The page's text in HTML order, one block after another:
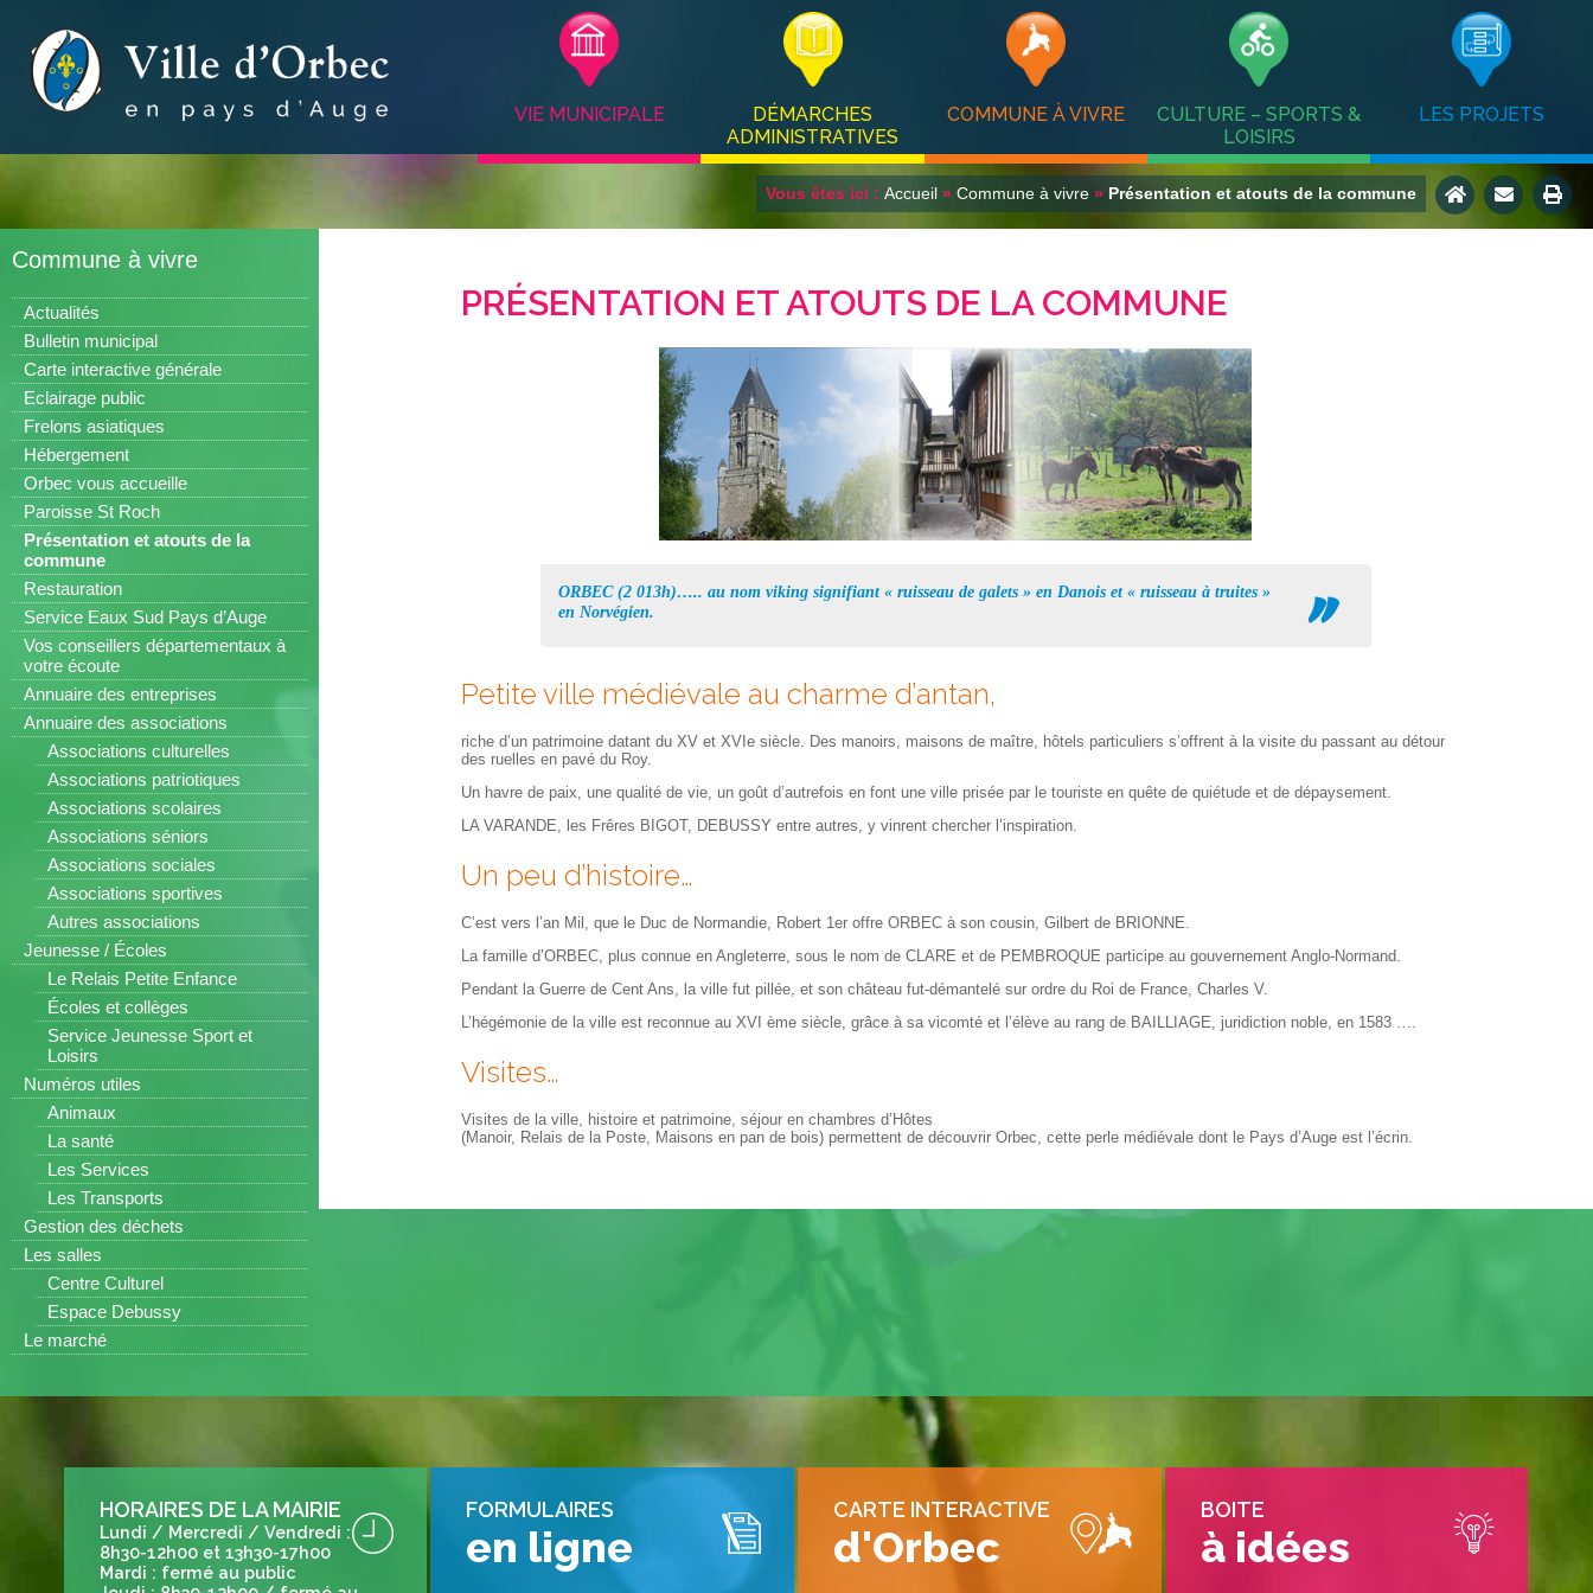
VIE MUNICIPALE
DÉMARCHES
ADMINISTRATIVES
COMMUNE À VIVRE
CULTURE – SPORTS &
LOISIRS
LES PROJETS
Vous êtes ici : Accueil » Commune à vivre » Présentation et atouts de la commune
Commune à vivre
Actualités
Bulletin municipal
Carte interactive générale
Eclairage public
Frelons asiatiques
Hébergement
Orbec vous accueille
Paroisse St Roch
Présentation et atouts de la
commune
Restauration
Service Eaux Sud Pays d’Auge
Vos conseillers départementaux à
votre écoute
Annuaire des entreprises
Annuaire des associations
Associations culturelles
Associations patriotiques
Associations scolaires
Associations séniors
Associations sociales
Associations sportives
Autres associations
Jeunesse / Écoles
Le Relais Petite Enfance
Écoles et collèges
Service Jeunesse Sport et
Loisirs
Numéros utiles
Animaux
La santé
Les Services
Les Transports
Gestion des déchets
Les salles
Centre Culturel
Espace Debussy
Le marché
PRÉSENTATION ET ATOUTS DE LA COMMUNE
ORBEC (2 013h)….. au nom viking signifiant « ruisseau de galets » en Danois et « ruisseau à truites »
en Norvégien.
Petite ville médiévale au charme d’antan,
riche d’un patrimoine datant du XV et XVIe siècle. Des manoirs, maisons de maître, hôtels particuliers s’offrent à la visite du passant au détour
des ruelles en pavé du Roy.
Un havre de paix, une qualité de vie, un goût d’autrefois en font une ville prisée par le touriste en quête de quiétude et de dépaysement.
LA VARANDE, les Frêres BIGOT, DEBUSSY entre autres, y vinrent chercher l’inspiration.
Un peu d’histoire…
C’est vers l’an Mil, que le Duc de Normandie, Robert 1er offre ORBEC à son cousin, Gilbert de BRIONNE.
La famille d’ORBEC, plus connue en Angleterre, sous le nom de CLARE et de PEMBROQUE participe au gouvernement Anglo-Normand.
Pendant la Guerre de Cent Ans, la ville fut pillée, et son château fut-démantelé sur ordre du Roi de France, Charles V.
L’hégémonie de la ville est reconnue au XVI ème siècle, grâce à sa vicomté et l’élève au rang de BAILLIAGE, juridiction noble, en 1583 ….
Visites…
Visites de la ville, histoire et patrimoine, séjour en chambres d’Hôtes
(Manoir, Relais de la Poste, Maisons en pan de bois) permettent de découvrir Orbec, cette perle médiévale dont le Pays d’Auge est l’écrin.
HORAIRES DE LA MAIRIE
Lundi / Mercredi / Vendredi :
8h30-12h00 et 13h30-17h00
Mardi : fermé au public
FORMULAIRES
en ligne
CARTE INTERACTIVE
d'Orbec
BOITE
à idées